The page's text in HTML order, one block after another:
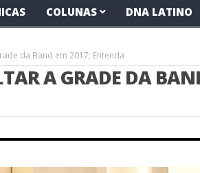
COLUNAS DNA LATINO
da Band em 2017; Entenda
A GRADE DA